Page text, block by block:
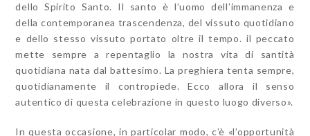
dello Spirito Santo. Il santo è l’uomo dell’immanenza e
della contemporanea trascendenza, del vissuto quotidiano
e dello stesso vissuto portato oltre il tempo. il peccato
mette sempre a repentaglio la nostra vita di santità
quotidiana nata dal battesimo. La preghiera tenta sempre,
quotidianamente il contropiede. Ecco allora il senso
autentico di questa celebrazione in questo luogo diverso».
In questa occasione, in particolar modo, c’è «l’opportunità